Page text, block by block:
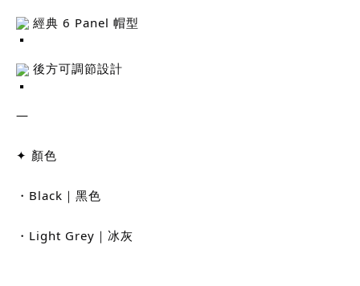
經典 6 Panel 帽型
後方可調節設計
—
✦ 顏色
・Black｜黑色
・Light Grey｜冰灰